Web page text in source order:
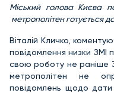
Міський голова Києва
метрополітен готується
Віталій Кличко,
повідомлення низки ЗМІ
свою роботу не раніше
метрополітен не
повідомлень щодо дати